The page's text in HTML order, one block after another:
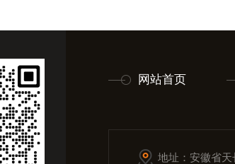
网站首页
地址：安徽省